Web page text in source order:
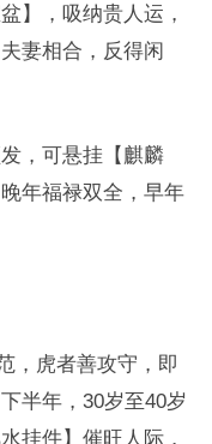
】，吸纳贵人运，
妻相合，反得闲
，可悬挂【麒麟
年福禄双全，早年
，虎者善攻守，即
半年，30岁至40岁
挂件】催旺人际，